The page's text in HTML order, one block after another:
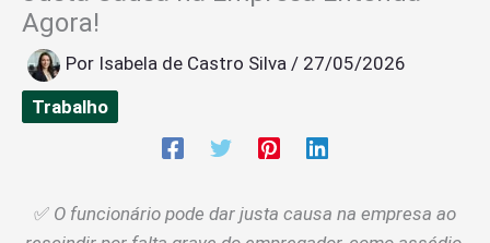
Agora!
Por Isabela de Castro Silva / 27/05/2026
Trabalho
✅ O funcionário pode dar justa causa na empresa ao